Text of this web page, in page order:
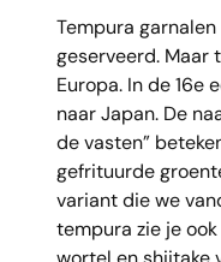
Tempura
geserveerd. Maar
Europa. In de
naar Japan. De
de vasten”
gefrituurde
variant die we
tempura zie je